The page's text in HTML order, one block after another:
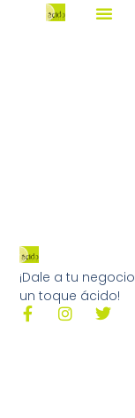
¡Dale a tu negocio
un toque ácido!